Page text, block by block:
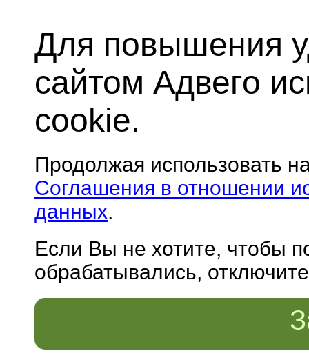
Для повышения
сайтом Адвего
cookie.
Продолжая использовать
Соглашения в отношении
данных.
Если Вы не хотите, чтобы
обрабатывались,